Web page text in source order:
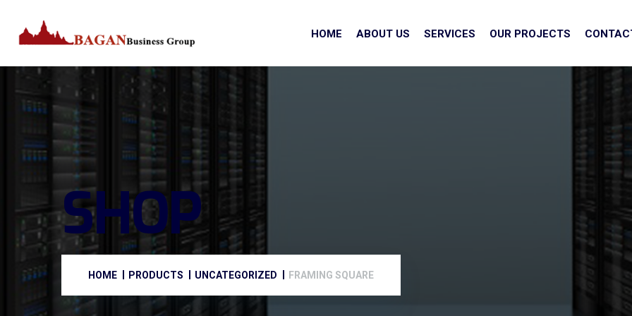
HOME ABOUT US SERVICES OUR PROJECTS
SHOP
HOME PRODUCTS UNCATEGORIZED FRAMING SQUARE